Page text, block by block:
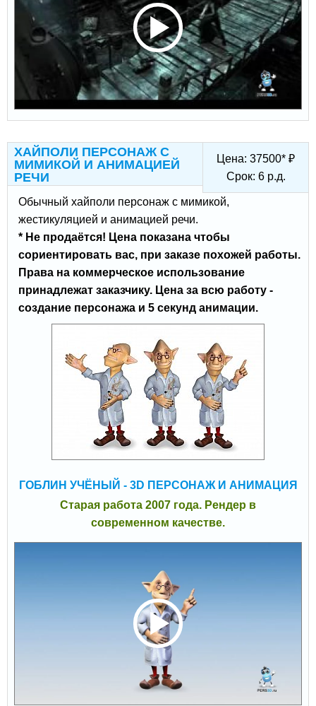
Цена: 37500* ₽
Срок: 6 р.д.
ХАЙПОЛИ ПЕРСОНАЖ С
МИМИКОЙ И АНИМАЦИЕЙ
РЕЧИ
Обычный хайполи персонаж с мимикой,
жестикуляцией и анимацией речи.
* Не продаётся! Цена показана чтобы
сориентировать вас, при заказе похожей работы.
Права на коммерческое использование
принадлежат заказчику. Цена за всю работу -
создание персонажа и 5 секунд анимации.
ГОБЛИН УЧЁНЫЙ - 3D ПЕРСОНАЖ И АНИМАЦИЯ
Старая работа 2007 года. Рендер в
современном качестве.